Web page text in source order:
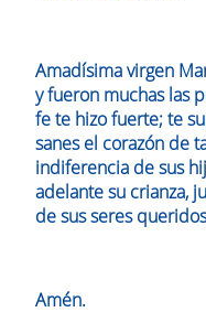
Amadísima virgen
y fueron muchas las
fe te hizo fuerte; te
sanes el corazón de
indiferencia de sus
adelante su crianza,
de sus seres
Amén.